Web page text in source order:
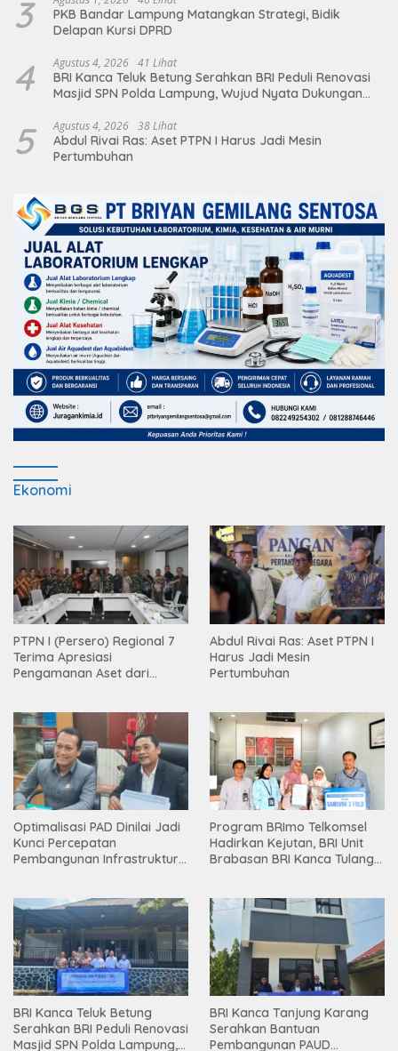
3
PKB Bandar Lampung Matangkan Strategi, Bidik
Delapan Kursi DPRD
4 Agustus 4, 2026 41 Lihat
BRI Kanca Teluk Betung Serahkan BRI Peduli Renovasi
Masjid SPN Polda Lampung, Wujud Nyata Dukungan
5 Agustus 4, 2026 38 Lihat
Abdul Rivai Ras: Aset PTPN I Harus Jadi Mesin
Pertumbuhan
Ekonomi
PTPN I (Persero) Regional 7
Terima Apresiasi
Pengamanan Aset dari
Abdul Rivai Ras: Aset PTPN I
Harus Jadi Mesin
Pertumbuhan
Optimalisasi PAD Dinilai Jadi
Kunci Percepatan
Pembangunan Infrastruktur
Program BRImo Telkomsel
Hadirkan Kejutan, BRI Unit
Brabasan BRI Kanca Tulang
Mesuji
BRI Kanca Teluk Betung
Serahkan BRI Peduli Renovasi
Masjid SPN Polda Lampung,
BRI Kanca Tanjung Karang
Serahkan Bantuan
Pembangunan PAUD